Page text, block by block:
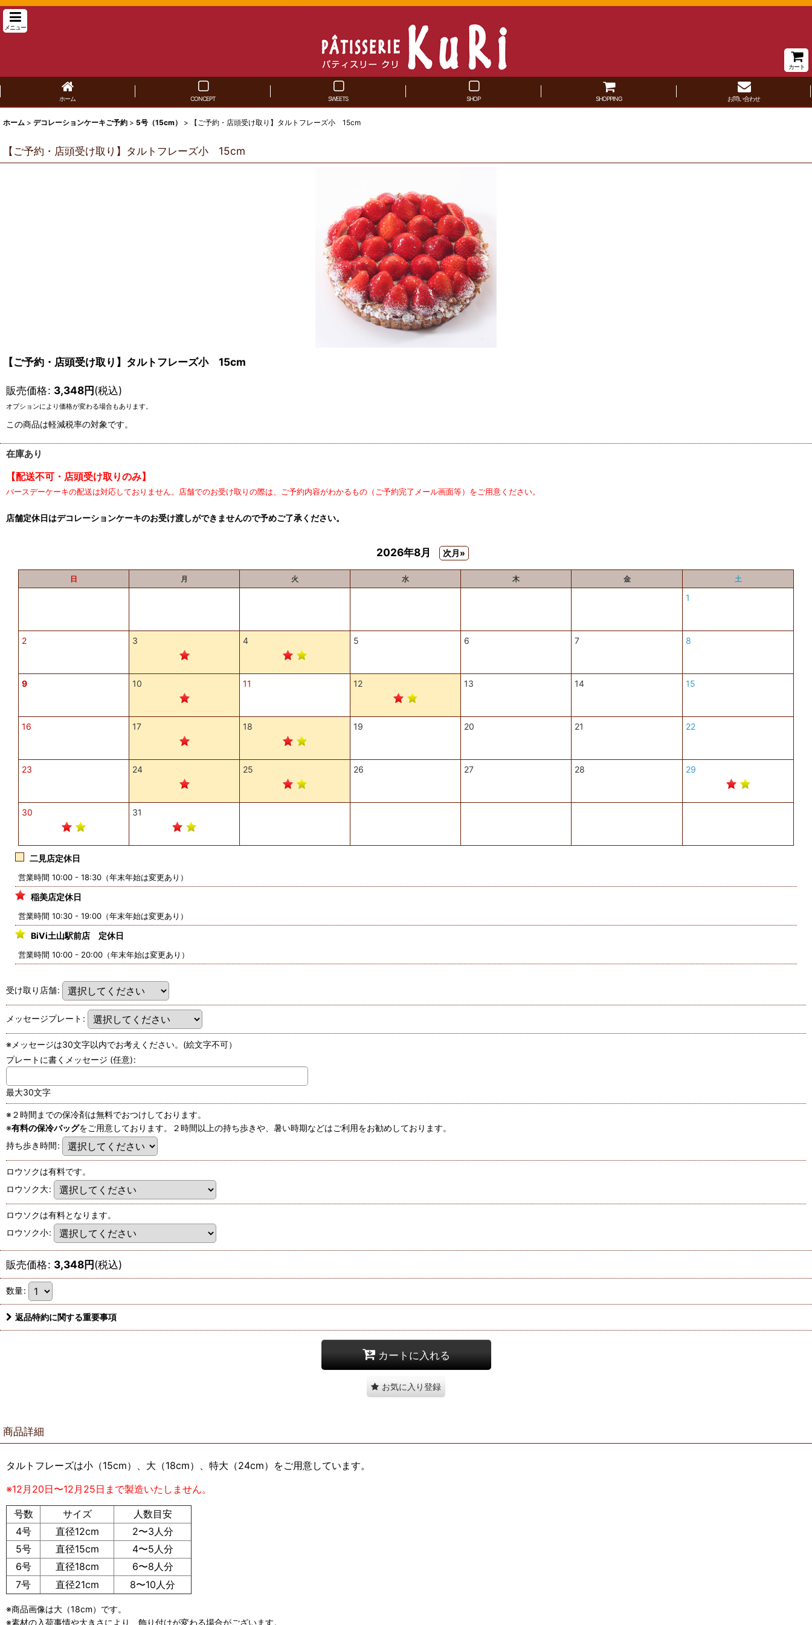
メニュー
カート
ホーム CONCEPT SWEETS SHOP SHOPPING お問い合わせ
ホーム > デコレーションケーキご予約 > 5号（15cm） > 【ご予約・店頭受け取り】タルトフレーズ小 15cm
【ご予約・店頭受け取り】タルトフレーズ小 15cm
【ご予約・店頭受け取り】タルトフレーズ小 15cm
販売価格: 3,348円(税込)
オプションにより価格が変わる場合もあります。
この商品は軽減税率の対象です。
在庫あり
【配送不可・店頭受け取りのみ】
バースデーケーキの配送は対応しておりません。店舗でのお受け取りの際は、ご予約内容がわかるもの（ご予約完了メール画面等）をご用意ください。
店舗定休日はデコレーションケーキのお受け渡しができませんので予めご了承ください。
2026年8月 次月»
日 月 火 水 木 金 土
1
2 3 4 5 6 7 8
9 10 11 12 13 14 15
16 17 18 19 20 21 22
23 24 25 26 27 28 29
30 31
二見店定休日
営業時間 10:00 - 18:30（年末年始は変更あり）
稲美店定休日
営業時間 10:30 - 19:00（年末年始は変更あり）
BiVi土山駅前店 定休日
営業時間 10:00 - 20:00（年末年始は変更あり）
受け取り店舗:
メッセージプレート :
※メッセージは30文字以内でお考えください。(絵文字不可）
プレートに書くメッセージ (任意):
最大30文字
※２時間までの保冷剤は無料でおつけしております。
※有料の保冷バッグをご用意しております。２時間以上の持ち歩きや、暑い時期などはご利用をお勧めしております。
持ち歩き時間:
ロウソクは有料です。
ロウソク大:
ロウソクは有料となります。
ロウソク小:
販売価格: 3,348円(税込)
数量:
返品特約に関する重要事項
カートに入れる
お気に入り登録
商品詳細
タルトフレーズは小 （15cm）、大 （18cm）、特大（24cm） をご用意しています。
※12月20日〜12月25日まで製造いたしません。
号数 サイズ
人数目安
4号
直径12cm
2〜3人分
5号
直径15cm
4〜5人分
6号
直径18cm
6〜8人分
7号
直径21cm 8〜10人分
※商品画像は大（18cm）です。
※素材の入荷事情や大きさにより、飾り付けが変わる場合がございます。